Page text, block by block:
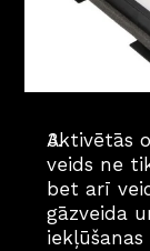
Aktivētās
veids ne
bet arī
gāzveida